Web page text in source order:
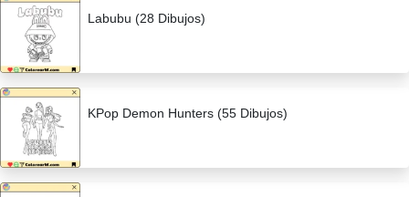
Labubu (28 Dibujos)
KPop Demon Hunters (55 Dibujos)